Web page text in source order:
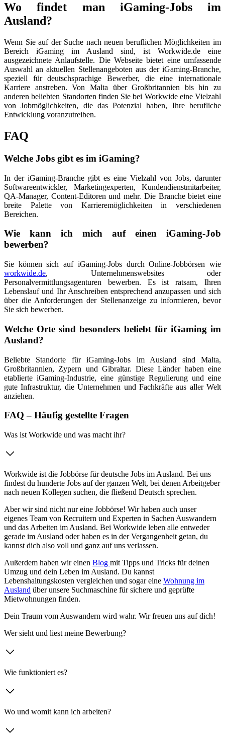
Wo findet man iGaming-Jobs im
Ausland?
Wenn Sie auf der Suche nach neuen beruflichen Möglichkeiten im
Bereich iGaming im Ausland sind, ist Workwide.de eine
ausgezeichnete Anlaufstelle. Die Webseite bietet eine umfassende
Auswahl an aktuellen Stellenangeboten aus der iGaming-Branche,
speziell für deutschsprachige Bewerber, die eine internationale
Karriere anstreben. Von Malta über Großbritannien bis hin zu
anderen beliebten Standorten finden Sie bei Workwide eine Vielzahl
von Jobmöglichkeiten, die das Potenzial haben, Ihre berufliche
Entwicklung voranzutreiben.
FAQ
Welche Jobs gibt es im iGaming?
In der iGaming-Branche gibt es eine Vielzahl von Jobs, darunter
Softwareentwickler, Marketingexperten, Kundendienstmitarbeiter,
QA-Manager, Content-Editoren und mehr. Die Branche bietet eine
breite Palette von Karrieremöglichkeiten in verschiedenen
Bereichen.
Wie kann ich mich auf einen iGaming-Job
bewerben?
Sie können sich auf iGaming-Jobs durch Online-Jobbörsen wie
workwide.de, Unternehmenswebsites oder
Personalvermittlungsagenturen bewerben. Es ist ratsam, Ihren
Lebenslauf und Ihr Anschreiben entsprechend anzupassen und sich
über die Anforderungen der Stellenanzeige zu informieren, bevor
Sie sich bewerben.
Welche Orte sind besonders beliebt für iGaming im
Ausland?
Beliebte Standorte für iGaming-Jobs im Ausland sind Malta,
Großbritannien, Zypern und Gibraltar. Diese Länder haben eine
etablierte iGaming-Industrie, eine günstige Regulierung und eine
gute Infrastruktur, die Unternehmen und Fachkräfte aus aller Welt
anziehen.
FAQ – Häufig gestellte Fragen
Was ist Workwide und was macht ihr?
Workwide ist die Jobbörse für deutsche Jobs im Ausland. Bei uns
findest du hunderte Jobs auf der ganzen Welt, bei denen Arbeitgeber
nach neuen Kollegen suchen, die fließend Deutsch sprechen.
Aber wir sind nicht nur eine Jobbörse! Wir haben auch unser
eigenes Team von Recruitern und Experten in Sachen Auswandern
und das Arbeiten im Ausland. Bei Workwide leben alle entweder
gerade im Ausland oder haben es in der Vergangenheit getan, du
kannst dich also voll und ganz auf uns verlassen.
Außerdem haben wir einen Blog mit Tipps und Tricks für deinen
Umzug und dein Leben im Ausland. Du kannst
Lebenshaltungskosten vergleichen und sogar eine Wohnung im
Ausland über unsere Suchmaschine für sichere und geprüfte
Mietwohnungen finden.
Dein Traum vom Auswandern wird wahr. Wir freuen uns auf dich!
Wer sieht und liest meine Bewerbung?
Wie funktioniert es?
Wo und womit kann ich arbeiten?